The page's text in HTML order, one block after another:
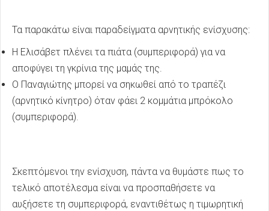
Τα παρακάτω είναι παραδείγματα αρνητικής ενίσχυσης:
Η Ελισάβετ πλένει τα πιάτα (συμπεριφορά) για να
αποφύγει τη γκρίνια της μαμάς της.
Ο Παναγιώτης μπορεί να σηκωθεί από το τραπέζι
(αρνητικό κίνητρο) όταν φάει 2 κομμάτια μπρόκολο
(συμπεριφορά).
Σκεπτόμενοι την ενίσχυση, πάντα να θυμάστε πως το
τελικό αποτέλεσμα είναι να προσπαθήσετε να
αυξήσετε τη συμπεριφορά, εναντιθέτως η τιμωρητική